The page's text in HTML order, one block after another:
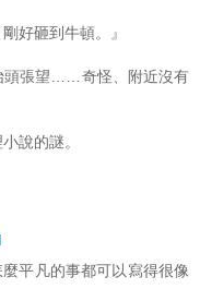
好砸到牛頓。』
頭張望……奇怪、附近沒有
說的謎。
平凡的事都可以寫得很像